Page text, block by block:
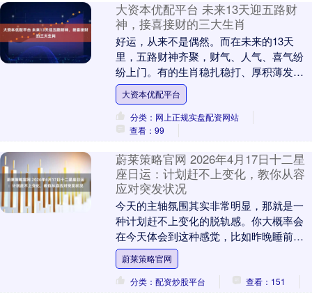
大资本优配平台 未来13天迎五路财
神，接喜接财的三大生肖
好运，从来不是偶然。而在未来的13天
里，五路财神齐聚，财气、人气、喜气纷
纷上门。有的生肖稳扎稳打、厚积薄发；
有的灵光乍现，一飞冲天；有的喜事连
连，福运滔滔。今天....
大资本优配平台
分类：网上正规实盘配资网站
查看：99
蔚莱策略官网 2026年4月17日十二星
座日运：计划赶不上变化，教你从容
应对突发状况
今天的主轴氛围其实非常明显，那就是一
种计划赶不上变化的脱轨感。你大概率会
在今天体会到这种感觉，比如昨晚睡前在
脑子里已经排得满满当当的行程，在今天
上午十点前就被几....
蔚莱策略官网
分类：配资炒股平台
查看：151